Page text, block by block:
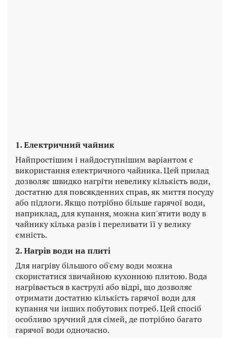
1. Електричний чайник
Найпростішим і найдоступнішим варіантом є
використання електричного чайника. Цей прилад
дозволяє швидко нагріти невелику кількість води,
достатню для повсякденних справ, як миття посуду
або підлоги. Якщо потрібно більше гарячої води,
наприклад, для купання, можна кип'ятити воду в
чайнику кілька разів і переливати її у велику
ємність.
2. Нагрів води на плиті
Для нагріву більшого об'єму води можна
скористатися звичайною кухонною плитою. Вода
нагрівається в каструлі або відрі, що дозволяє
отримати достатню кількість гарячої води для
купання чи інших побутових потреб. Цей спосіб
особливо зручний для сімей, де потрібно багато
гарячої води одночасно.